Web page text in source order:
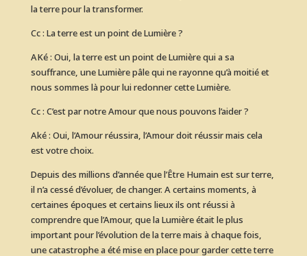
la terre pour la transformer.
Cc : La terre est un point de Lumière ?
AKé : Oui, la terre est un point de Lumière qui a sa
souffrance, une Lumière pâle qui ne rayonne qu’à moitié et
nous sommes là pour lui redonner cette Lumière.
Cc : C’est par notre Amour que nous pouvons l’aider ?
Aké : Oui, l’Amour réussira, l’Amour doit réussir mais cela
est votre choix.
Depuis des millions d’année que l’Être Humain est sur terre,
il n’a cessé d’évoluer, de changer. A certains moments, à
certaines époques et certains lieux ils ont réussi à
comprendre que l’Amour, que la Lumière était le plus
important pour l’évolution de la terre mais à chaque fois,
une catastrophe a été mise en place pour garder cette terre